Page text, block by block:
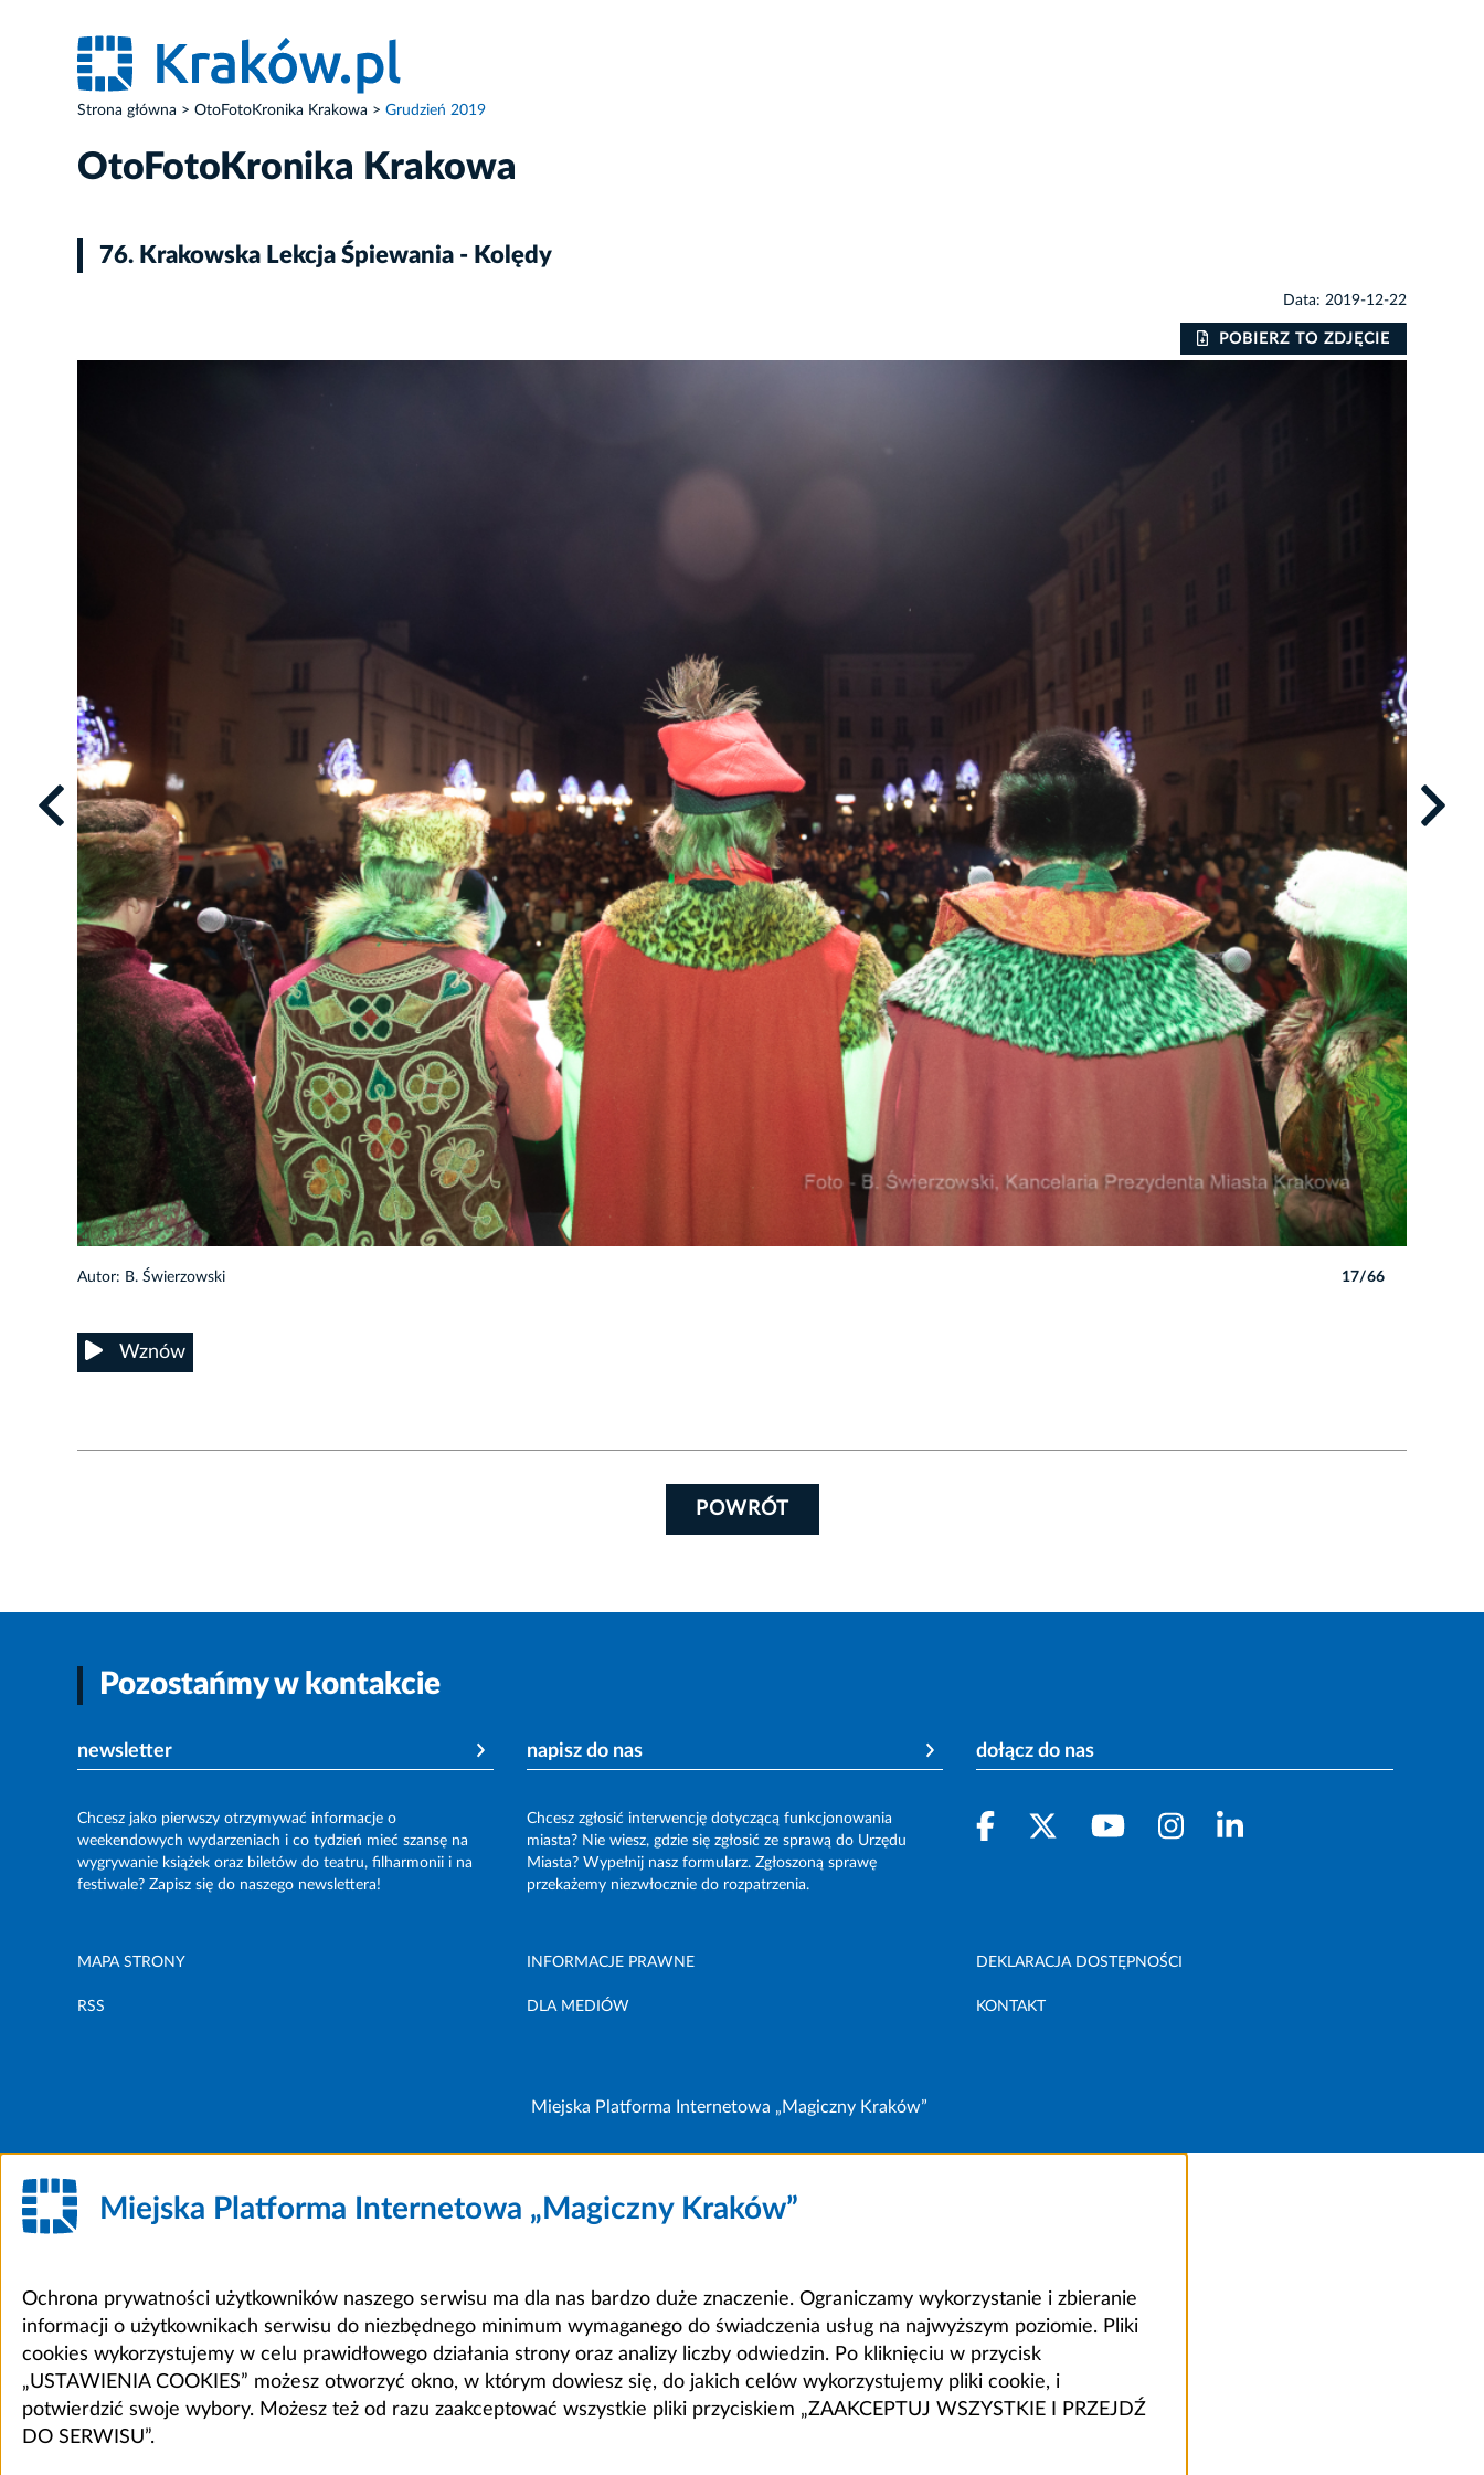
Strona główna OtoFotoKronika Krakowa Grudzień 2019
OtoFotoKronika Krakowa
76. Krakowska Lekcja Śpiewania - Kolędy
Data: 2019-12-22
POBIERZ TO ZDJĘCIE
Autor: B. Świerzowski 17/66
Wznów
POWRÓT
Pozostańmy w kontakcie
newsletter
Chcesz jako pierwszy otrzymywać informacje o
weekendowych wydarzeniach i co tydzień mieć szansę na
wygrywanie książek oraz biletów do teatru, filharmonii i na
festiwale? Zapisz się do naszego newslettera!
napisz do nas
Chcesz zgłosić interwencję dotyczącą funkcjonowania
miasta? Nie wiesz, gdzie się zgłosić ze sprawą do Urzędu
Miasta? Wypełnij nasz formularz. Zgłoszoną sprawę
przekażemy niezwłocznie do rozpatrzenia.
dołącz do nas
MAPA STRONY INFORMACJE PRAWNE DEKLARACJA DOSTĘPNOŚCI
RSS DLA MEDIÓW KONTAKT
Miejska Platforma Internetowa „Magiczny Kraków”
Miejska Platforma Internetowa „Magiczny Kraków”
Ochrona prywatności użytkowników naszego serwisu ma dla nas bardzo duże znaczenie. Ograniczamy wykorzystanie i zbieranie
informacji o użytkownikach serwisu do niezbędnego minimum wymaganego do świadczenia usług na najwyższym poziomie. Pliki
cookies wykorzystujemy w celu prawidłowego działania strony oraz analizy liczby odwiedzin. Po kliknięciu w przycisk
„USTAWIENIA COOKIES” możesz otworzyć okno, w którym dowiesz się, do jakich celów wykorzystujemy pliki cookie, i
potwierdzić swoje wybory. Możesz też od razu zaakceptować wszystkie pliki przyciskiem „ZAAKCEPTUJ WSZYSTKIE I PRZEJDŹ
DO SERWISU”.